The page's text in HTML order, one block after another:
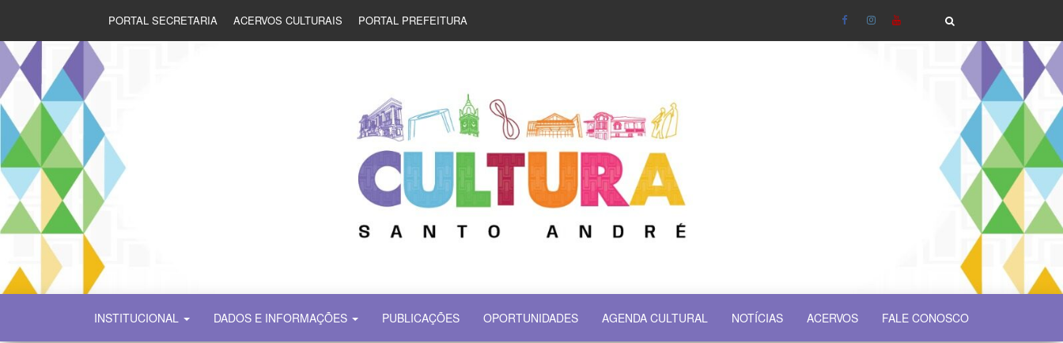
PORTAL SECRETARIA ACERVOS CULTURAIS PORTAL PREFEITURA
SECULT
INSTITUCIONAL DADOS E INFORMAÇÕES PUBLICAÇÕES OPORTUNIDADES AGENDA CULTURAL NOTÍCIAS ACERVOS FALE CONOSCO